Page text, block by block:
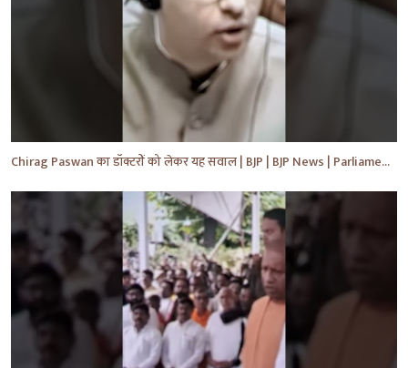
Chirag Paswan का डॉक्टरों को लेकर यह सवाल | BJP | BJP News | Parliament | #shorts #ytnewshorts #yt